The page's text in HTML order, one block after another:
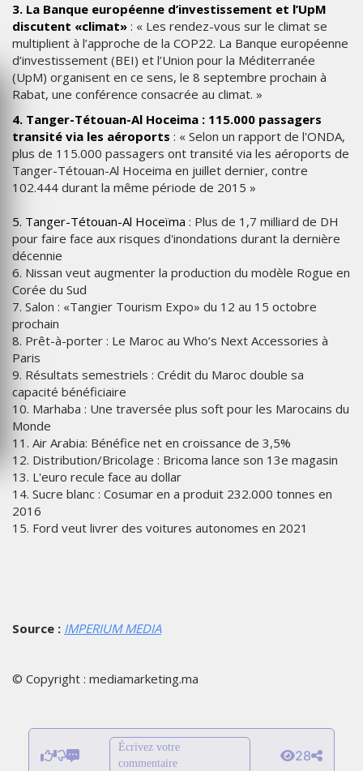
3. La Banque européenne d’investissement et l’UpM
discutent «climat» : « Les rendez-vous sur le climat se
multiplient à l’approche de la COP22. La Banque européenne
d’investissement (BEI) et l’Union pour la Méditerranée
(UpM) organisent en ce sens, le 8 septembre prochain à
Rabat, une conférence consacrée au climat. »
4. Tanger-Tétouan-Al Hoceima : 115.000 passagers
transité via les aéroports : « Selon un rapport de l'ONDA,
plus de 115.000 passagers ont transité via les aéroports de
Tanger-Tétouan-Al Hoceima en juillet dernier, contre
102.444 durant la même période de 2015 »
5. Tanger-Tétouan-Al Hoceïma : Plus de 1,7 milliard de DH
pour faire face aux risques d'inondations durant la dernière
décennie
6. Nissan veut augmenter la production du modèle Rogue en
Corée du Sud
7. Salon : «Tangier Tourism Expo» du 12 au 15 octobre
prochain
8. Prêt-à-porter : Le Maroc au Who’s Next Accessories à
Paris
9. Résultats semestriels : Crédit du Maroc double sa
capacité bénéficiaire
10. Marhaba : Une traversée plus soft pour les Marocains du
Monde
11. Air Arabia: Bénéfice net en croissance de 3,5%
12. Distribution/Bricolage : Bricoma lance son 13e magasin
13. L'euro recule face au dollar
14. Sucre blanc : Cosumar en a produit 232.000 tonnes en
2016
15. Ford veut livrer des voitures autonomes en 2021
Source : IMPERIUM MEDIA
© Copyright : mediamarketing.ma
Écrivez votre
commentaire
28